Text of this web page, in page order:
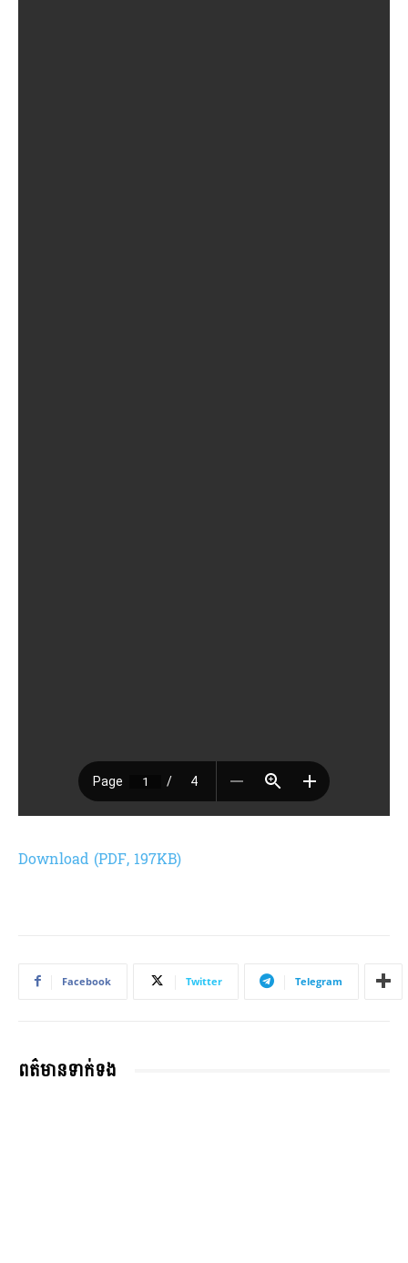
Download (PDF, 197KB)
Facebook Twitter Telegram
ពត៌មានទាក់ទង